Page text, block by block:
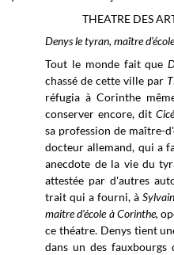
THEATRE DES
Denys le tyran, maître
Tout le monde fait que
chassé de cette ville par
réfugia à Corinthe
conserver encore, dit
sa profession de maître-
docteur allemand, qui a
anecdote de la vie du
attestée par d'autres
trait qui a fourni, à
maitre d'école à Corinthe,
ce théatre. Denys tient
dans un des